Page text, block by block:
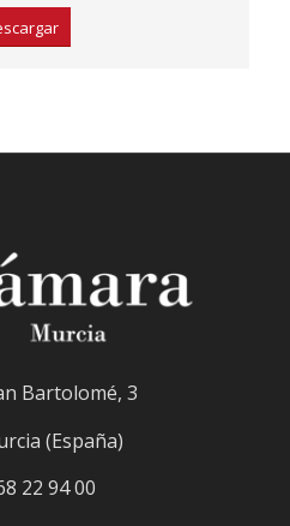
Bartolomé, 3
(España)
22 94 00